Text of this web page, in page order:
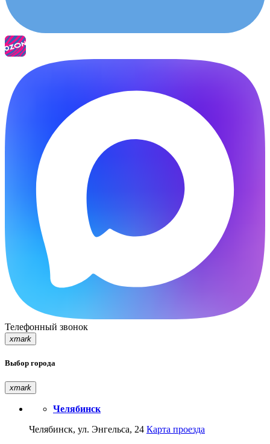
Телефонный звонок
xmark
Выбор города
xmark
Челябинск
Челябинск, ул. Энгельса, 24 Карта проезда